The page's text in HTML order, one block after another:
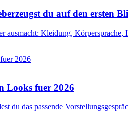
du auf den ersten
ausmacht: Kleidung,
Looks fuer 2026
du das passende